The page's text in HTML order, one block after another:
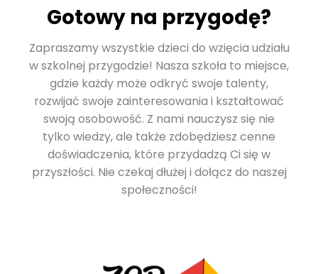
Gotowy na przygodę?
Zapraszamy wszystkie dzieci do wzięcia udziału
w szkolnej przygodzie! Nasza szkoła to miejsce,
gdzie każdy może odkryć swoje talenty,
rozwijać swoje zainteresowania i kształtować
swoją osobowość. Z nami nauczysz się nie
tylko wiedzy, ale także zdobędziesz cenne
doświadczenia, które przydadzą Ci się w
przyszłości. Nie czekaj dłużej i dołącz do naszej
społeczności!